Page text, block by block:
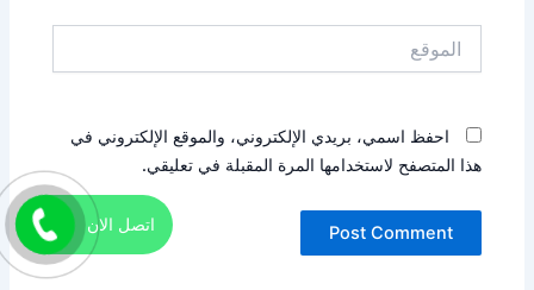
احفظ اسمي، بريدي الإلكتروني، والموقع الإلكتروني في
هذا المتصفح لاستخدامها المرة المقبلة في تعليقي.
اتصل الان